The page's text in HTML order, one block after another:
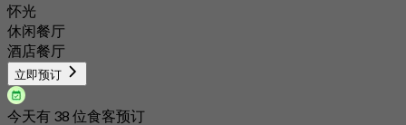
怀光
休闲餐厅
酒店餐厅
立即预订
今天有 38 位食客预订